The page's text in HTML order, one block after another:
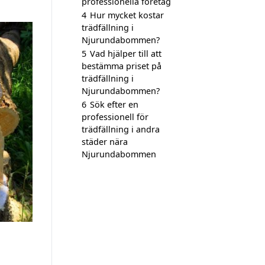
4 Hur mycket kostar
trädfällning i
Njurundabommen?
5 Vad hjälper till att
bestämma priset på
trädfällning i
Njurundabommen?
6 Sök efter en
professionell för
trädfällning i andra
städer nära
Njurundabommen